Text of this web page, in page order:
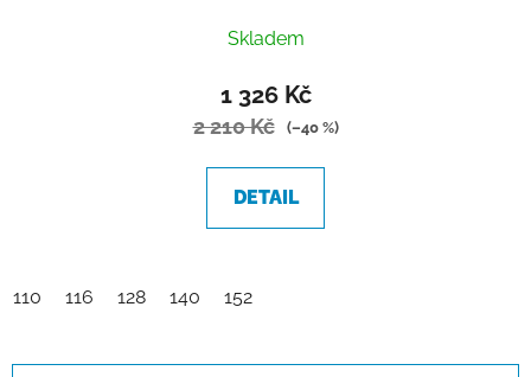
Skladem
1 326 Kč
2 210 Kč (–40 %)
DETAIL
110 116 128 140 152